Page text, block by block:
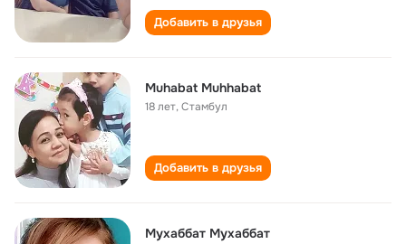
Добавить в друзья
Muhabat Muhhabat
18 лет,Стамбул
Добавить в друзья
Мухаббат Мухаббат